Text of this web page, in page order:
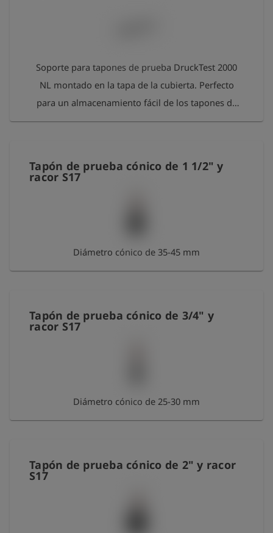
Soporte para tapones de prueba DruckTest 2000
NL montado en la tapa de la cubierta. Perfecto
para un almacenamiento fácil de los tapones de
prueba. Los tapones de prueba se sujetan en la
Tapón de prueba cónico de 1 1/2" y
racor S17
Diámetro cónico de 35-45 mm
Tapón de prueba cónico de 3/4" y
racor S17
Diámetro cónico de 25-30 mm
Tapón de prueba cónico de 2" y racor
S17